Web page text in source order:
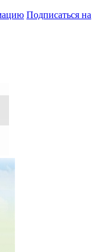
Подписаться на